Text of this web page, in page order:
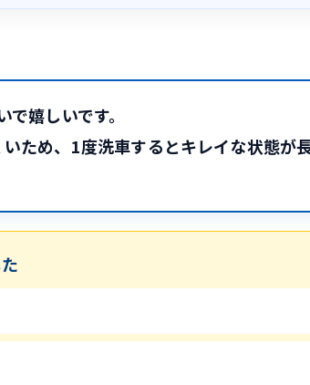
嬉しいです。
ため、1度洗車するとキレイな状態が長